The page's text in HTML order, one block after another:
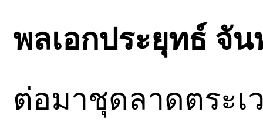
พลเอกประยุทธ์ จั
ต่อมาชุดลาดตระ